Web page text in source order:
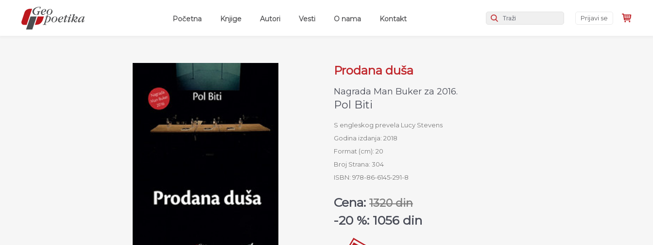
Početna(current)Knjige Autori Vesti O nama Kontakt Prijavi se
Prodana duša
Nagrada Man Buker za 2016.
Pol Biti
S engleskog prevela Lucy Stevens
Godina izdanja: 2018
Format (cm): 20
Broj Strana: 304
ISBN: 978-86-6145-291-8
Cena: 1320 din
-20 %: 1056 din